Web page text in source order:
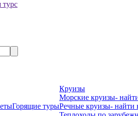
Горящие туры
Круизы
Морские круизы-
Речные круизы- найти